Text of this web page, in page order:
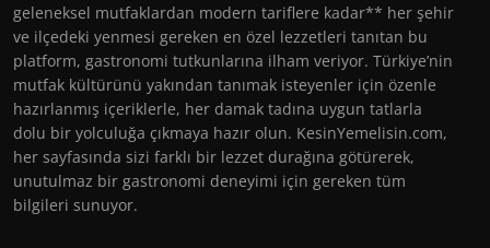
geleneksel mutfaklardan modern tariflere kadar** her şehir
ve ilçedeki yenmesi gereken en özel lezzetleri tanıtan bu
platform, gastronomi tutkunlarına ilham veriyor. Türkiye’nin
mutfak kültürünü yakından tanımak isteyenler için özenle
hazırlanmış içeriklerle, her damak tadına uygun tatlarla
dolu bir yolculuğa çıkmaya hazır olun. KesinYemelisin.com,
her sayfasında sizi farklı bir lezzet durağına götürerek,
unutulmaz bir gastronomi deneyimi için gereken tüm
bilgileri sunuyor.